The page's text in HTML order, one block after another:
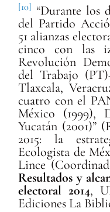
[10] “Durante los
del Partido
51 alianzas
cinco con las
Revolución
del Trabajo
Tlaxcala,
cuatro con el
México (1999),
Yucatán (2001)”
2015: la
Ecologista de
Lince
Resultados y
electoral 2014,
Ediciones La